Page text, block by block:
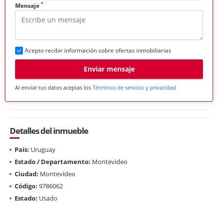
Mensaje *
Acepto recibir información sobre ofertas inmobiliarias
Enviar mensaje
Al enviar tus datos aceptas los Términos de servicio y privacidad
Detalles del inmueble
País: Uruguay
Estado / Departamento: Montevideo
Ciudad: Montevideo
Código: 9786062
Estado: Usado